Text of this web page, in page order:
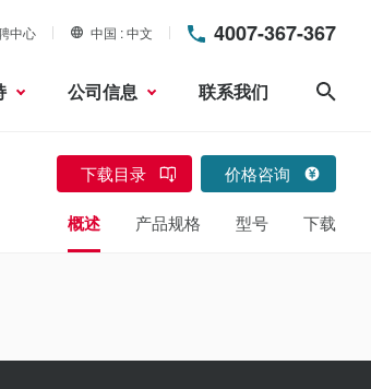
中心 中国 中文 4007-367-367
公司信息 联系我们
下载目录 价格咨询
概述 产品规格 型号 下载